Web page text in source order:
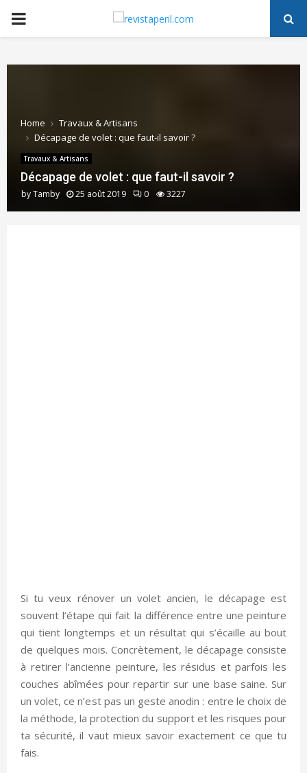
PRIMARY
Home
Travaux & Artisans
Décapage de volet : que faut-il savoir ?
Travaux & Artisans
Décapage de volet : que faut-il savoir ?
byTamby 25 août 2019 0 3227
Si tu veux rénover un volet ancien, le décapage est
souvent l’étape qui fait la différence entre une peinture
qui tient longtemps et un résultat qui s’écaille au bout
de quelques mois. Concrètement, le décapage consiste
à retirer l’ancienne peinture, les résidus et parfois les
couches abîmées pour repartir sur une base saine. Sur
un volet, ce n’est pas un geste anodin : entre le choix de
la méthode, la protection du support et les risques pour
ta sécurité, il vaut mieux savoir exactement ce que tu
fais.